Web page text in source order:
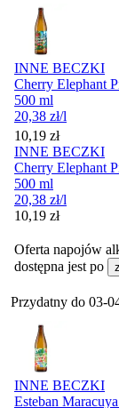
INNE BECZKI
Cherry Elephant
500 ml
20,38 zł/l
Cena
10,19 zł
INNE BECZKI
Cherry Elephant
500 ml
20,38 zł/l
Cena
10,19 zł
Oferta napojów
dostępna jest po
Przydatny do 03-
INNE BECZKI
Esteban